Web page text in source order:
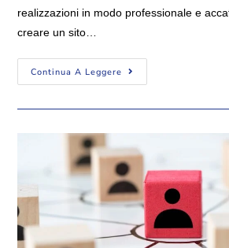
realizzazioni in modo professionale e
creare un sito…
Continua A Leggere